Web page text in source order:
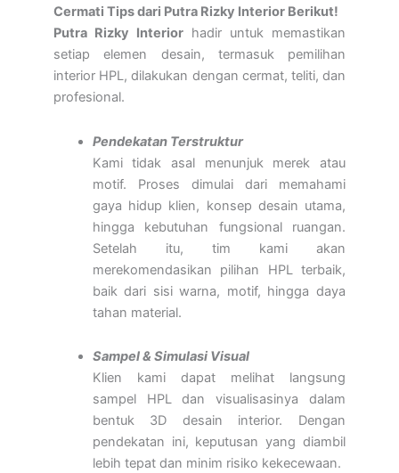
Cermati Tips dari Putra Rizky Interior Berikut!
Putra Rizky Interior hadir untuk memastikan
setiap elemen desain, termasuk pemilihan
interior HPL, dilakukan dengan cermat, teliti, dan
profesional.
Pendekatan Terstruktur
Kami tidak asal menunjuk merek atau
motif. Proses dimulai dari memahami
gaya hidup klien, konsep desain utama,
hingga kebutuhan fungsional ruangan.
Setelah itu, tim kami akan
merekomendasikan pilihan HPL terbaik,
baik dari sisi warna, motif, hingga daya
tahan material.
Sampel & Simulasi Visual
Klien kami dapat melihat langsung
sampel HPL dan visualisasinya dalam
bentuk 3D desain interior. Dengan
pendekatan ini, keputusan yang diambil
lebih tepat dan minim risiko kekecewaan.